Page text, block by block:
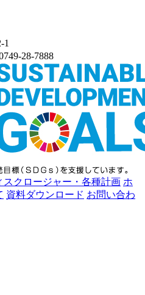
1
28-7888
スクロージャー・各種計画 ホ
資料ダウンロード お問い合わ